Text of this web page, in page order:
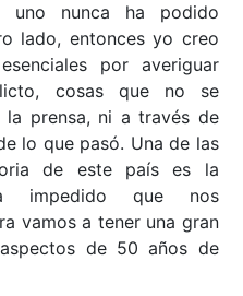
uno nunca ha podido
lado, entonces yo creo
por averiguar
cosas que no se
prensa, ni a través de
lo que pasó. Una de las
de este país es la
impedido que nos
vamos a tener una gran
de 50 años de